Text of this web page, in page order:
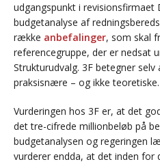
udgangspunkt i
budgetanalyse af
række anbefalinger, som skal
referencegruppe, der er nedsat
Strukturudvalg. 3F betegner
praksisnære – og ikke teoretiske.
Vurderingen hos 3F er, at det
det tre-cifrede millionbeløb på
budgetanalysen og regeringen
vurderer endda, at det inden